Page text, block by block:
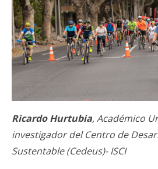
Ricardo Hurtubia, Académico
investigador del Centro de
Sustentable (Cedeus)- ISCI